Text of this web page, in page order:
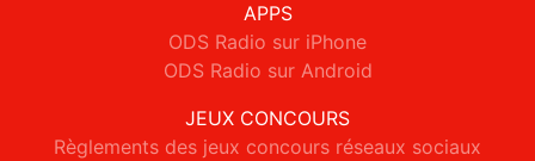
APPS
ODS Radio sur iPhone
ODS Radio sur Android
JEUX CONCOURS
Règlements des jeux concours réseaux sociaux